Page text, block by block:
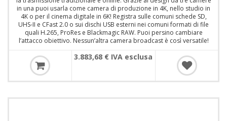
in una puoi usarla come camera di produzione in 4K, nello studio in
4K o per il cinema digitale in 6K! Registra sulle comuni schede SD,
UHS-II e CFast 2.0 o sui dischi USB esterni nei comuni formati di file
quali H.265, ProRes e Blackmagic RAW. Puoi persino cambiare
l’attacco obiettivo. Nessun’altra camera broadcast è così versatile!
3.883,68 € IVA esclusa